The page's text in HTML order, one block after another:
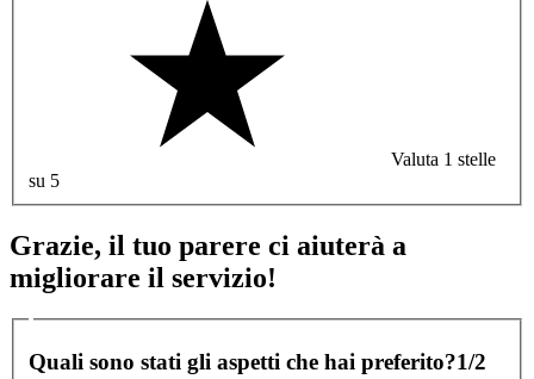
Valuta 1 stelle
su 5
Grazie, il tuo parere ci aiuterà a
migliorare il servizio!
Quali sono stati gli aspetti che hai preferito?1/2